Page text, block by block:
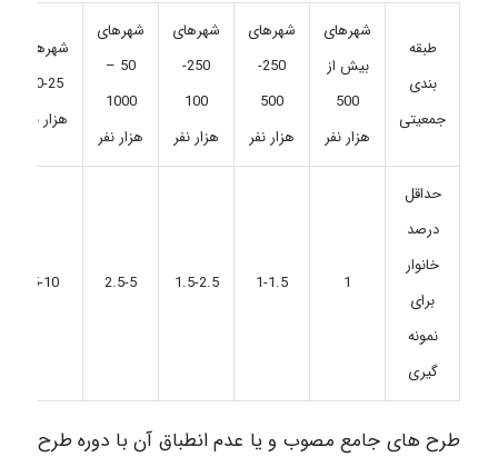
طبقه
بندی
جمعیتی
شهرهای
بیش از
500
هزار نفر
شهرهای
250-
500
هزار نفر
شهرهای
250-
100
هزار نفر
شهرهای
50 –
1000
هزار نفر
شهرهای
25-50
هزار نفر
حداقل
درصد
خانوار
برای
نمونه
گیری
1
1-1.5
1.5-2.5
2.5-5
5-10
طرح های جامع مصوب و یا عدم انطباق آن با دوره طرح